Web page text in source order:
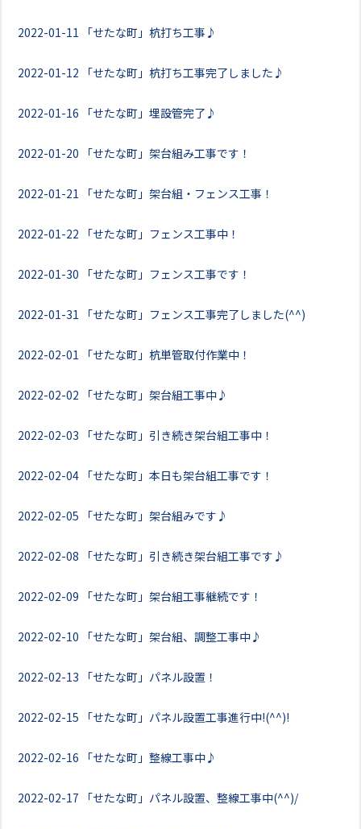
2022-01-11 「せたな町」杭打ち工事♪
2022-01-12 「せたな町」杭打ち工事完了しました♪
2022-01-16 「せたな町」埋設管完了♪
2022-01-20 「せたな町」架台組み工事です！
2022-01-21 「せたな町」架台組・フェンス工事！
2022-01-22 「せたな町」フェンス工事中！
2022-01-30 「せたな町」フェンス工事です！
2022-01-31 「せたな町」フェンス工事完了しました(^^)
2022-02-01 「せたな町」杭単管取付作業中！
2022-02-02 「せたな町」架台組工事中♪
2022-02-03 「せたな町」引き続き架台組工事中！
2022-02-04 「せたな町」本日も架台組工事です！
2022-02-05 「せたな町」架台組みです♪
2022-02-08 「せたな町」引き続き架台組工事です♪
2022-02-09 「せたな町」架台組工事継続です！
2022-02-10 「せたな町」架台組、調整工事中♪
2022-02-13 「せたな町」パネル設置！
2022-02-15 「せたな町」パネル設置工事進行中!(^^)!
2022-02-16 「せたな町」整線工事中♪
2022-02-17 「せたな町」パネル設置、整線工事中(^^)/